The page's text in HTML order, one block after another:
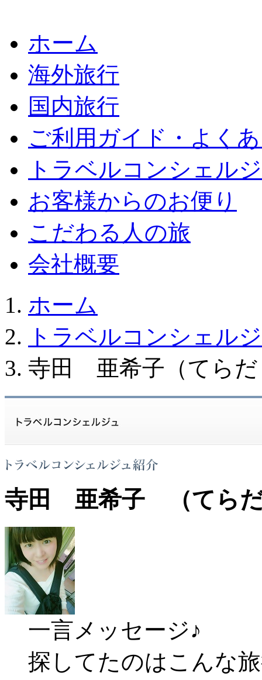
ホーム
海外旅行
国内旅行
ご利用ガイド・よく
トラベルコンシェル
お客様からのお便り
こだわる人の旅
会社概要
ホーム
トラベルコンシェル
寺田 亜希子（てら
寺田 亜希子 （てら
一言メッセージ♪
探してたのはこんな